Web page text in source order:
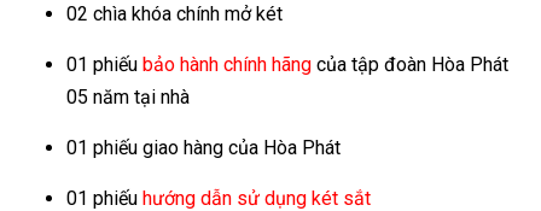
02 chìa khóa chính mở két
01 phiếu bảo hành chính hãng của tập đoàn Hòa Phát
05 năm tại nhà
01 phiếu giao hàng của Hòa Phát
01 phiếu hướng dẫn sử dụng két sắt